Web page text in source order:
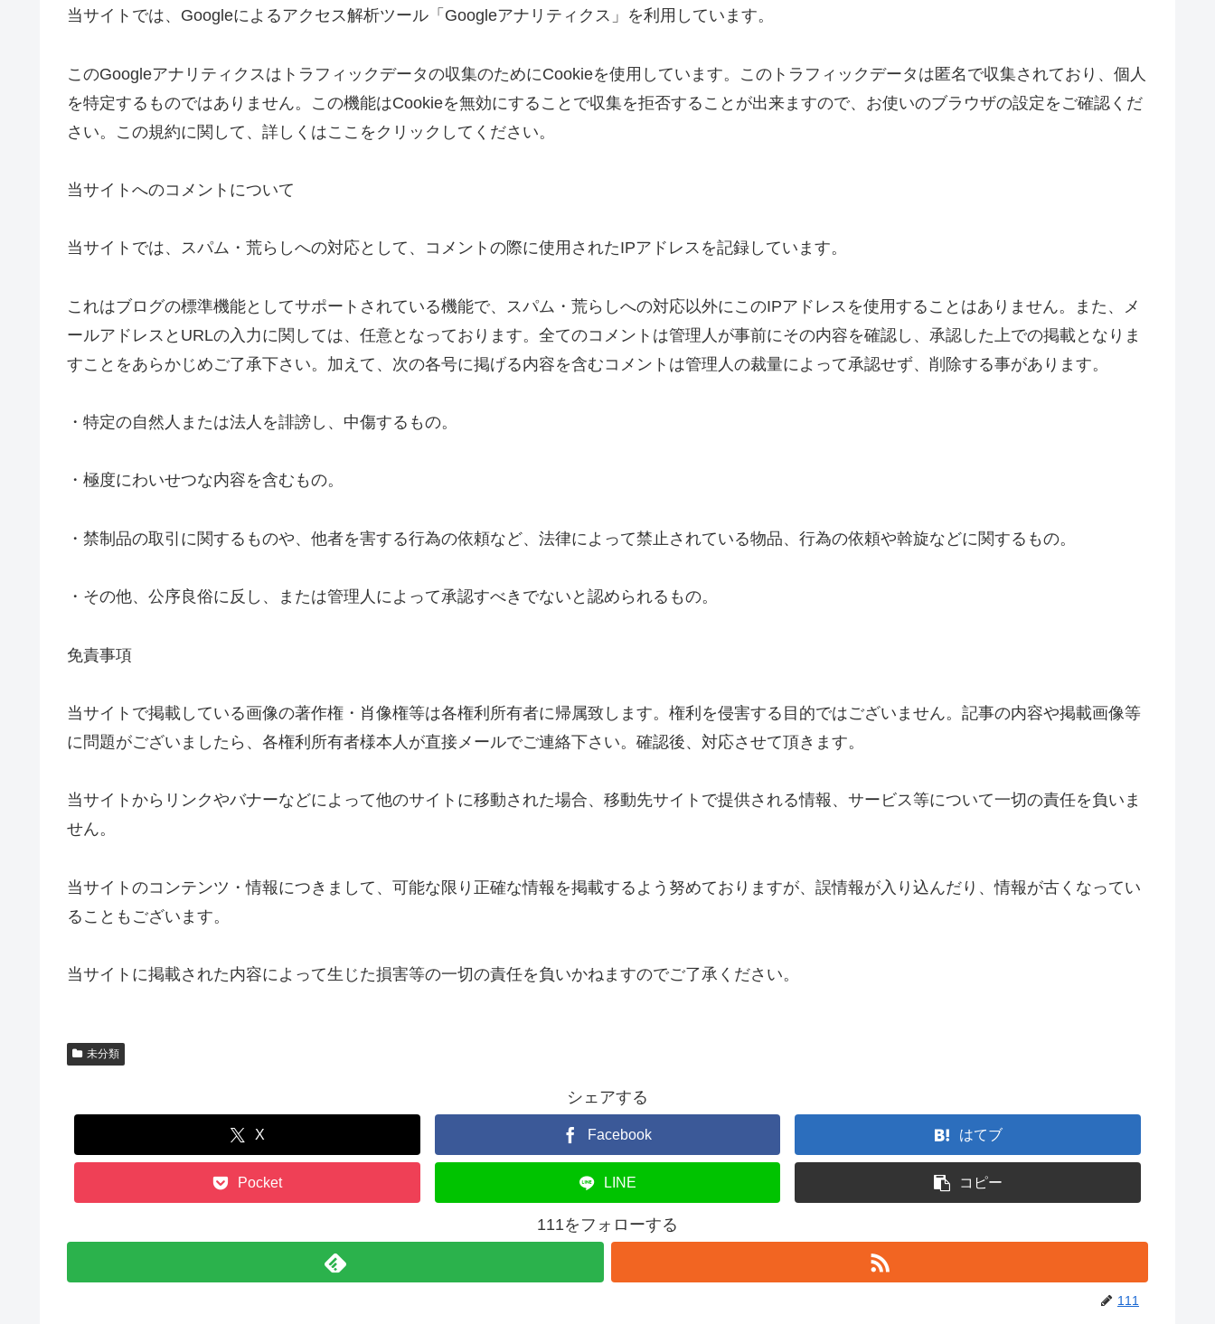
当サイトでは、Googleによるアクセス解析ツール「Googleアナリティクス」を利用しています。
このGoogleアナリティクスはトラフィックデータの収集のためにCookieを使用しています。このトラフィックデータは匿名で収集されており、個人
を特定するものではありません。この機能はCookieを無効にすることで収集を拒否することが出来ますので、お使いのブラウザの設定をご確認くだ
さい。この規約に関して、詳しくはここをクリックしてください。
当サイトへのコメントについて
当サイトでは、スパム・荒らしへの対応として、コメントの際に使用されたIPアドレスを記録しています。
これはブログの標準機能としてサポートされている機能で、スパム・荒らしへの対応以外にこのIPアドレスを使用することはありません。また、メ
ールアドレスとURLの入力に関しては、任意となっております。全てのコメントは管理人が事前にその内容を確認し、承認した上での掲載となりま
すことをあらかじめご了承下さい。加えて、次の各号に掲げる内容を含むコメントは管理人の裁量によって承認せず、削除する事があります。
・特定の自然人または法人を誹謗し、中傷するもの。
・極度にわいせつな内容を含むもの。
・禁制品の取引に関するものや、他者を害する行為の依頼など、法律によって禁止されている物品、行為の依頼や斡旋などに関するもの。
・その他、公序良俗に反し、または管理人によって承認すべきでないと認められるもの。
免責事項
当サイトで掲載している画像の著作権・肖像権等は各権利所有者に帰属致します。権利を侵害する目的ではございません。記事の内容や掲載画像等
に問題がございましたら、各権利所有者様本人が直接メールでご連絡下さい。確認後、対応させて頂きます。
当サイトからリンクやバナーなどによって他のサイトに移動された場合、移動先サイトで提供される情報、サービス等について一切の責任を負いま
せん。
当サイトのコンテンツ・情報につきまして、可能な限り正確な情報を掲載するよう努めておりますが、誤情報が入り込んだり、情報が古くなってい
ることもございます。
当サイトに掲載された内容によって生じた損害等の一切の責任を負いかねますのでご了承ください。
未分類
シェアする
X Facebook はてブ
Pocket LINE コピー
111をフォローする
111